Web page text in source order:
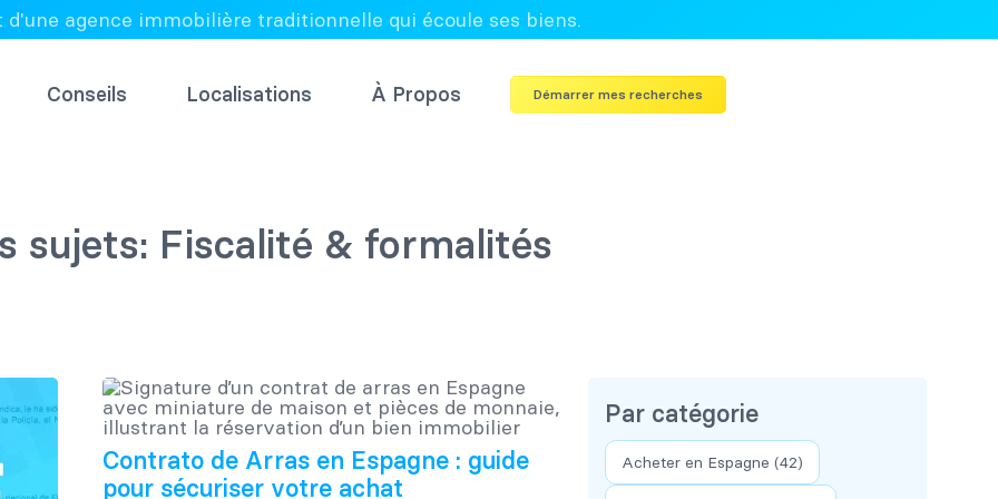
d'une agence immobilière traditionnelle qui écoule ses biens.
Conseils Localisations À Propos Démarrer mes recherches
sujets: Fiscalité & formalités
Contrato de Arras en Espagne : guide
pour sécuriser votre achat
Par catégorie
Acheter en Espagne (42)